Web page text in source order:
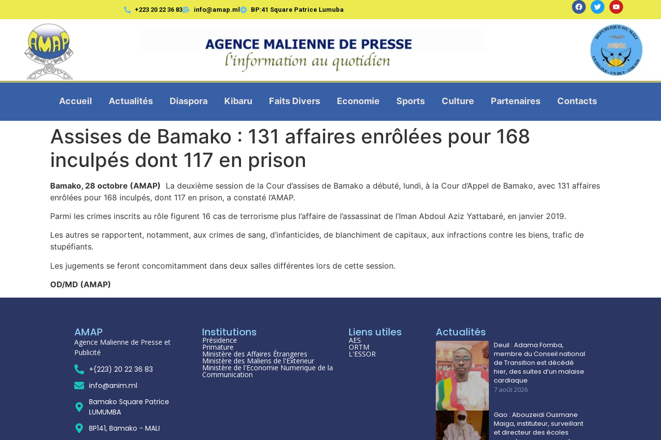
+223 20 22 36 83 info@amap.ml BP:41 Square Patrice Lumuba
Accueil Actualités Diaspora Kibaru Faits Divers Economie Sports Culture Partenaires Contacts
Assises de Bamako : 131 affaires enrôlées pour 168
inculpés dont 117 en prison
Bamako, 28 octobre (AMAP) La deuxième session de la Cour d’assises de Bamako a débuté, lundi, à la Cour d’Appel de Bamako, avec 131 affaires
enrôlées pour 168 inculpés, dont 117 en prison, a constaté l’AMAP.
Parmi les crimes inscrits au rôle figurent 16 cas de terrorisme plus l’affaire de l’assassinat de l’Iman Abdoul Aziz Yattabaré, en janvier 2019.
Les autres se rapportent, notamment, aux crimes de sang, d’infanticides, de blanchiment de capitaux, aux infractions contre les biens, trafic de
stupéfiants.
Les jugements se feront concomitamment dans deux salles différentes lors de cette session.
OD/MD (AMAP)
AMAP
Agence Malienne de Presse et
Publicité
+(223) 20 22 36 83
info@anim.ml
Bamako Square Patrice
LUMUMBA
BP141, Bamako - MALI
Institutions
Présidence
Primature
Ministère des Affaires Étrangeres
Ministère des Maliens de l'Exterieur
Ministère de l'Economie Numerique de la
Communication
Liens utiles
AES
ORTM
L'ESSOR
Actualités
Deuil : Adama Fomba,
membre du Conseil national
de Transition est décédé
hier, des suites d’un malaise
cardiaque
7 août 2026
Gao : Abouzeidi Ousmane
Maiga, instituteur, surveillant
et directeur des écoles